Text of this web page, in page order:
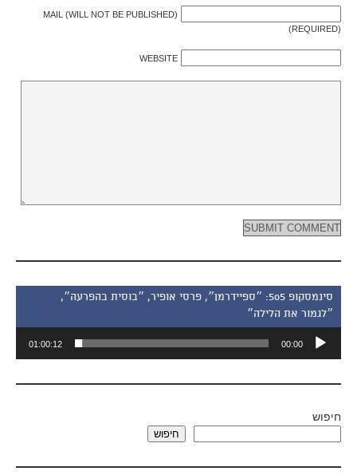
MAIL (WILL NOT BE PUBLISHED)
(REQUIRED)
WEBSITE
סינמסקופ 505: ״ספיידרמן״, פרסי אופיר, ״בוסית בהפרעה״,
״לגמור את הלילה״
אודיו
00:00
01:00:12
חיפוש
חיפוש